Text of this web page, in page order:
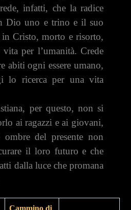
infatti, che la radice
Dio uno e trino e il suo
Cristo, morto e risorto,
per l’umanità. Crede
abiti ogni essere umano,
lo ricerca per una vita
per questo, non si
ai ragazzi e ai giovani,
del presente non
il loro futuro e che
dalla luce che promana
Cammino di